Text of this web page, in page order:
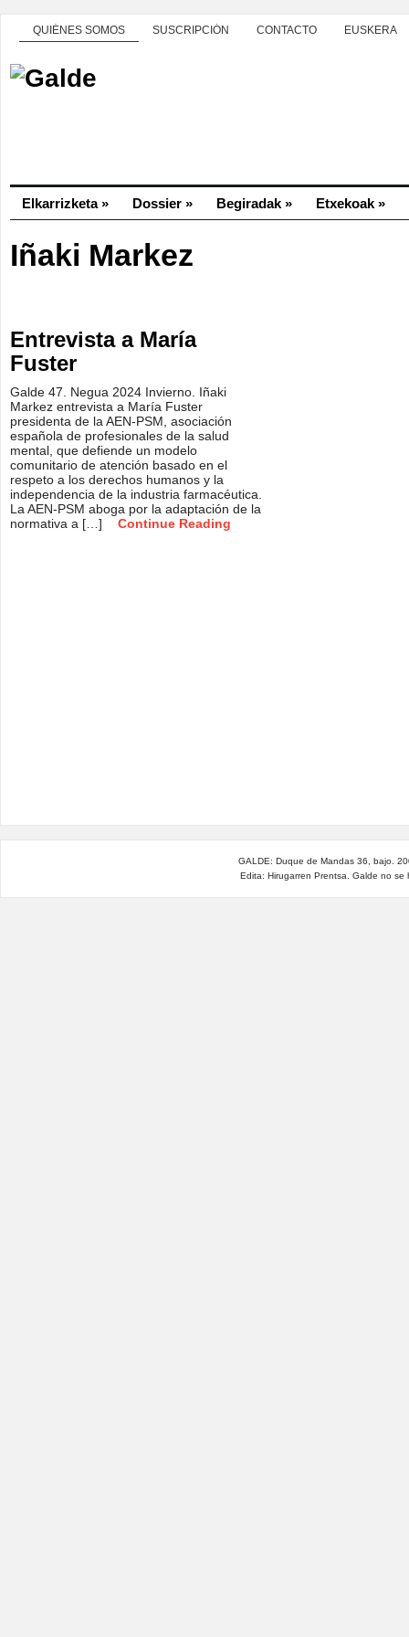
QUIÉNES SOMOS SUSCRIPCIÓN CONTACTO EUSKERA
Elkarrizketa» Dossier » Begiradak » Etxekoak »
Iñaki Markez
Entrevista a María
Fuster
Galde 47. Negua 2024 Invierno. Iñaki
Markez entrevista a María Fuster
presidenta de la AEN-PSM, asociación
española de profesionales de la salud
mental, que defiende un modelo
comunitario de atención basado en el
respeto a los derechos humanos y la
independencia de la industria farmacéutica.
La AEN-PSM aboga por la adaptación de la
normativa a […]
Continue Reading
GALDE: Duque de Mandas 36, bajo.
Edita: Hirugarren Prentsa. Galde no